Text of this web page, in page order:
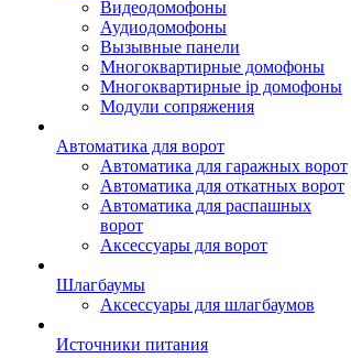
Видеодомофоны
Аудиодомофоны
Вызывные панели
Многоквартирные домофоны
Многоквартирные ip домофоны
Модули сопряжения
Автоматика для ворот
Автоматика для гаражных ворот
Автоматика для откатных ворот
Автоматика для распашных
ворот
Аксессуары для ворот
Шлагбаумы
Аксессуары для шлагбаумов
Источники питания